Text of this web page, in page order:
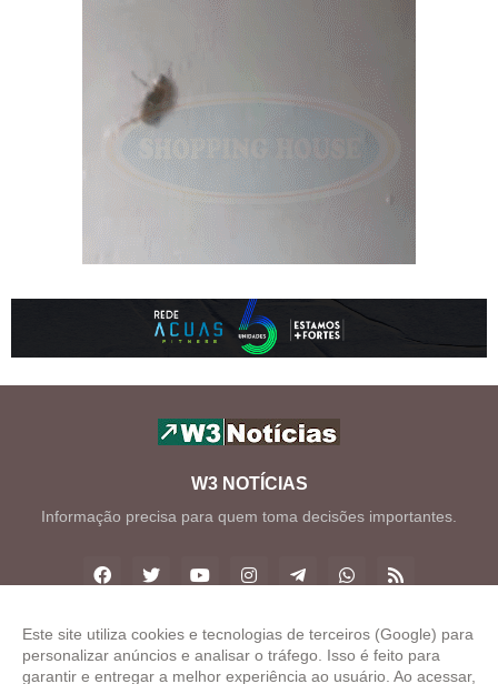
W3 NOTÍCIAS
Informação precisa para quem toma decisões importantes.
Copyright ©2026W3 Notícias
Este site utiliza cookies e tecnologias de terceiros (Google) para
personalizar anúncios e analisar o tráfego. Isso é feito para
garantir e entregar a melhor experiência ao usuário. Ao acessar,